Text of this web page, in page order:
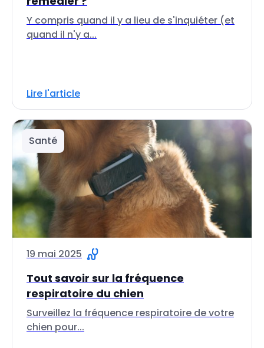
Y compris quand il y a lieu de s'inquiéter (et
quand il n'y a...
Lire l'article
Santé
19 mai 2025
Tout savoir sur la fréquence
respiratoire du chien
Surveillez la fréquence respiratoire de votre
chien pour...